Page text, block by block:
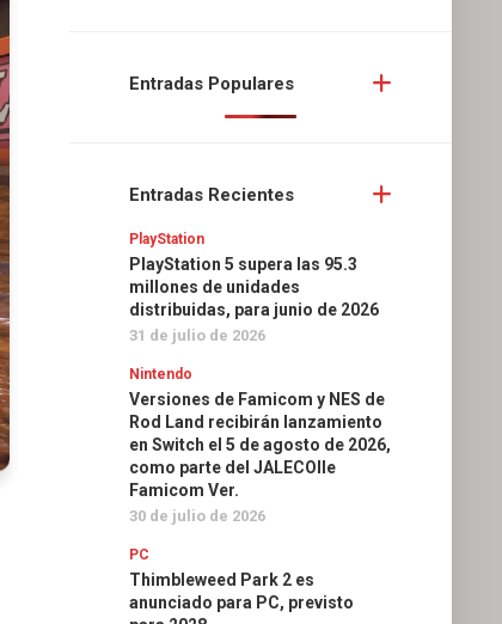
Entradas Populares
Entradas Recientes
PlayStation
PlayStation 5 supera las 95.3
millones de unidades
distribuidas, para junio de 2026
31 de julio de 2026
Nintendo
Versiones de Famicom y NES de
Rod Land recibirán lanzamiento
en Switch el 5 de agosto de 2026,
como parte del JALECOlle
Famicom Ver.
30 de julio de 2026
PC
Thimbleweed Park 2 es
anunciado para PC, previsto